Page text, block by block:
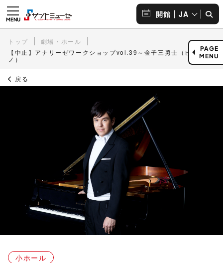
開館 JA
トップ
劇場・ホール
【中止】アナリーゼワークショップvol.39～金子三勇士（ピア
ノ）
戻る
小ホール
PAGE
MENU